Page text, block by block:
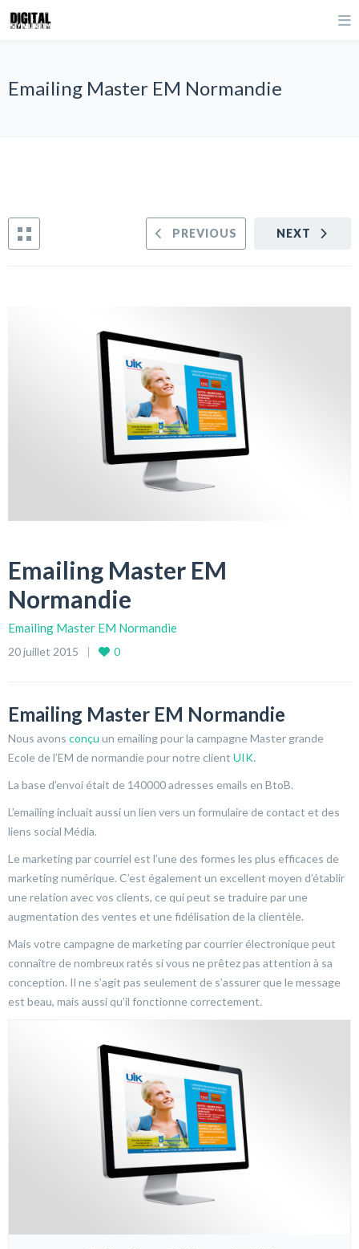
Emailing Master EM Normandie
NEXT
PREVIOUS
Emailing Master EM
Normandie
Emailing Master EM Normandie
20 juillet 2015 0
Emailing Master EM Normandie
Nous avons conçu un emailing pour la campagne Master grande
Ecole de l’EM de normandie pour notre client UIK.
La base d’envoi était de 140000 adresses emails en BtoB.
L’emailing incluait aussi un lien vers un formulaire de contact et des
liens social Média.
Le marketing par courriel est l’une des formes les plus efficaces de
marketing numérique. C’est également un excellent moyen d’établir
une relation avec vos clients, ce qui peut se traduire par une
augmentation des ventes et une fidélisation de la clientèle.
Mais votre campagne de marketing par courrier électronique peut
connaître de nombreux ratés si vous ne prêtez pas attention à sa
conception. Il ne s’agit pas seulement de s’assurer que le message
est beau, mais aussi qu’il fonctionne correctement.